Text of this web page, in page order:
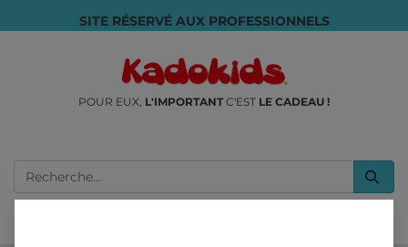
SITE RÉSERVÉ AUX PROFESSIONNELS
POUR EUX, L'IMPORTANTC'EST LE CADEAU !